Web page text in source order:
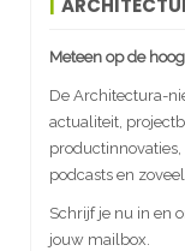
Meteen op de
De Architectura-
actualiteit,
podcasts en
Schrijf je nu in en
jouw mailbox.